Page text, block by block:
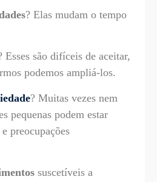
? Elas mudam o tempo
Esses são difíceis de aceitar,
podemos ampliá-los.
? Muitas vezes nem
pequenas podem estar
preocupações
suscetíveis a